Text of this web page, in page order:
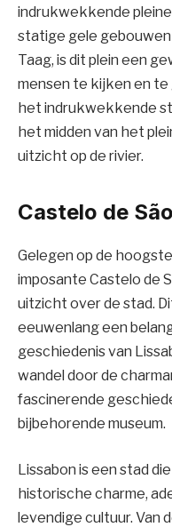
indrukwekkende
statige gele
Taag, is dit plein een
mensen te kijken en
het indrukwekkende
het midden van het
uitzicht op de rivier.
Castelo de
Gelegen op de
imposante Castelo de
uitzicht over de stad.
eeuwenlang een
geschiedenis van
wandel door de
fascinerende
bijbehorende museum.
Lissabon is een stad
historische charme,
levendige cultuur. Van